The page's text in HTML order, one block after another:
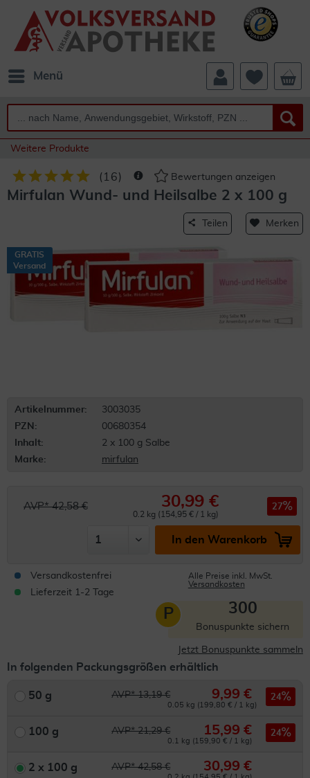
Menü
Weitere Produkte
( 16) Bewertungen anzeigen
Mirfulan Wund- und Heilsalbe 2 x 100 g
Teilen Merken
GRATIS
Versand
Artikelnummer:
3003035
PZN:
00680354
Inhalt:
2 x 100 g Salbe
Marke:
mirfulan
AVP* 42,58 € 30,99 €
0.2 kg (154,95 € / 1 kg)
27
In den Warenkorb
Versandkostenfrei
Lieferzeit 1-2 Tage
Alle Preise inkl. MwSt.
Versandkosten
P 300
Bonuspunkte sichern
Jetzt Bonuspunkte sammeln
In folgenden Packungsgrößen erhältlich
50 g AVP* 13,19 € 9,99 €
0.05 kg (199,80 € / 1 kg)
24
100 g AVP* 21,29 € 15,99 €
0.1 kg (159,90 € / 1 kg)
24
2 x 100 g AVP* 42,58 € 30,99 €